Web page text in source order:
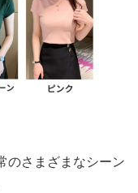
のさまざまなシーン